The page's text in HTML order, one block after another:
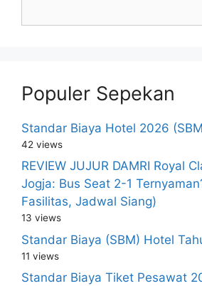
Populer Sepekan
Standar Biaya Hotel 2026
42 views
REVIEW JUJUR DAMRI Royal
Jogja: Bus Seat 2-1
Fasilitas, Jadwal Siang)
13 views
Standar Biaya (SBM) Hotel
11 views
Standar Biaya Tiket Pesawat